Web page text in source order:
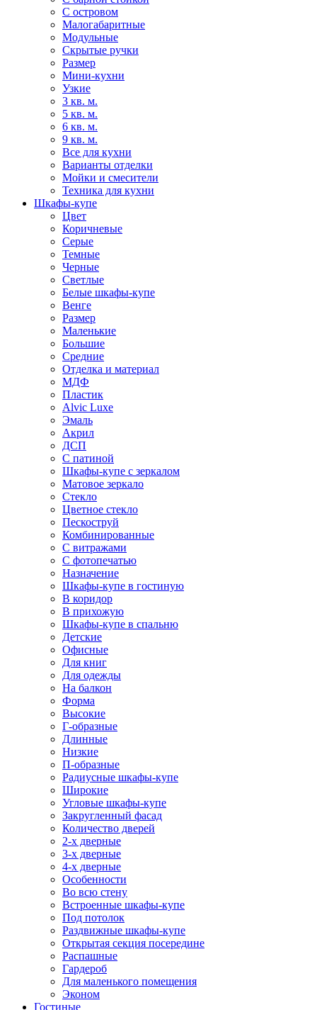
С островом
Малогабаритные
Модульные
Скрытые ручки
Размер
Мини-кухни
Узкие
3 кв. м.
5 кв. м.
6 кв. м.
9 кв. м.
Все для кухни
Варианты отделки
Мойки и смесители
Техника для кухни
Шкафы-купе
Цвет
Коричневые
Серые
Темные
Черные
Светлые
Белые шкафы-купе
Венге
Размер
Маленькие
Большие
Средние
Отделка и материал
МДФ
Пластик
Alvic Luxe
Эмаль
Акрил
ДСП
С патиной
Шкафы-купе с зеркалом
Матовое зеркало
Стекло
Цветное стекло
Пескоструй
Комбинированные
С витражами
С фотопечатью
Назначение
Шкафы-купе в гостиную
В коридор
В прихожую
Шкафы-купе в спальню
Детские
Офисные
Для книг
Для одежды
На балкон
Форма
Высокие
Г-образные
Длинные
Низкие
П-образные
Радиусные шкафы-купе
Широкие
Угловые шкафы-купе
Закругленный фасад
Количество дверей
2-х дверные
3-х дверные
4-х дверные
Особенности
Во всю стену
Встроенные шкафы-купе
Под потолок
Раздвижные шкафы-купе
Открытая секция посередине
Распашные
Гардероб
Для маленького помещения
Эконом
Гостиные